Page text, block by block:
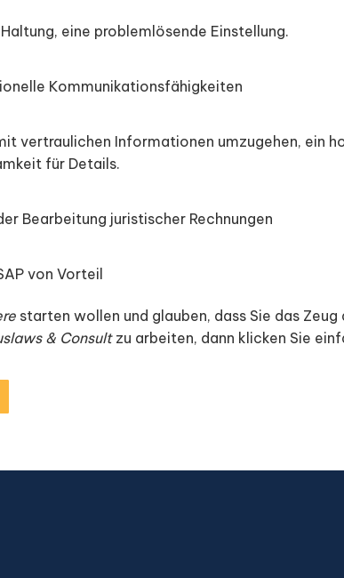
eine problemlösende Einstellung.
Kommunikationsfähigkeiten
vertraulichen Informationen umzugehen, ein
für Details.
Bearbeitung juristischer Rechnungen
von Vorteil
starten wollen und glauben, dass Sie das Zeug
& Consultzu arbeiten, dann klicken Sie